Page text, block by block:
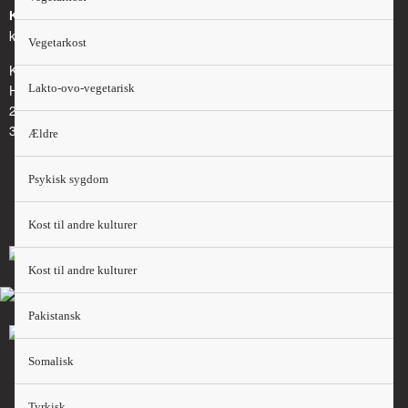
Vegetarkost
Lakto-ovo-vegetarisk
Ældre
Psykisk sygdom
Kost til andre kulturer
Kost til andre kulturer
Pakistansk
Somalisk
Kontakt
kosthaandbogen@kost.dk
Kost og Ernæringsforbundet
Holmbladsgade 70
2300 København S
3163 6600